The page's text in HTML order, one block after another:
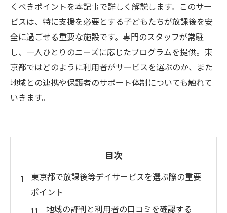
くべきポイントを本記事で詳しく解説します。このサー
ビスは、特に支援を必要とする子どもたちが放課後を安
全に過ごせる重要な施設です。専門のスタッフが常駐
し、一人ひとりのニーズに応じたプログラムを提供。東
京都ではどのように利用者がサービスを選ぶのか、また
地域との連携や保護者のサポート体制についても触れて
いきます。
目次
東京都で放課後等デイサービスを選ぶ際の重要
ポイント
地域の評判と利用者の口コミを確認する